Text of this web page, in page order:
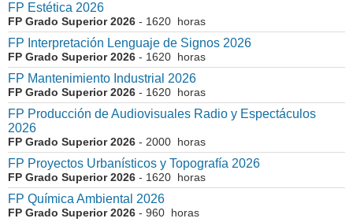
FP Estética 2026
FP Grado Superior 2026 - 1620 horas
FP Interpretación Lenguaje de Signos 2026
FP Grado Superior 2026 - 1620 horas
FP Mantenimiento Industrial 2026
FP Grado Superior 2026 - 1620 horas
FP Producción de Audiovisuales Radio y Espectáculos
2026
FP Grado Superior 2026 - 2000 horas
FP Proyectos Urbanísticos y Topografía 2026
FP Grado Superior 2026 - 1620 horas
FP Química Ambiental 2026
FP Grado Superior 2026 - 960 horas